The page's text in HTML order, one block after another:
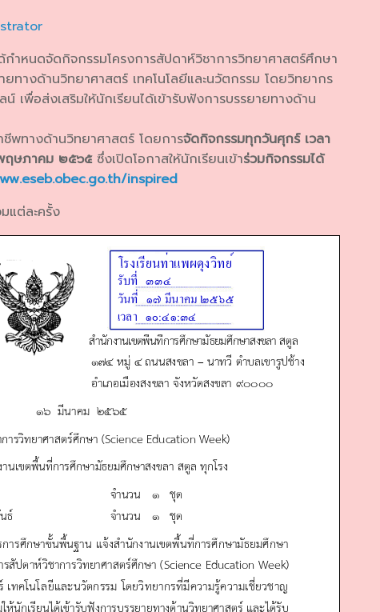
หนดจัดกิจกรรมโครงการสัปดาห์วิชาการวิทยาศาสตร์ศึกษา
างด้านวิทยาศาสตร์ เทคโนโลยีและนวัตกรรม โดยวิทยากร
เพื่อส่งเสริมให้นักเรียนได้เข้ารับฟังการบรรยายทางด้าน
ชีพทางด้านวิทยาศาสตร์ โดยการจัดกิจกรรมทุกวันศุกร์ เวลา
ษภาคม ๒๕๖๕ซึ่งเปิดโอกาสให้นักเรียนเข้าร่วมกิจกรรมได้
inspired
แต่ละครั้ง